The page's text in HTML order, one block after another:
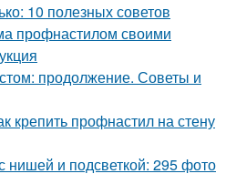
10 полезных советов
профнастилом своими
продолжение. Советы и
крепить профнастил на стену
нишей и подсветкой: 295 фото